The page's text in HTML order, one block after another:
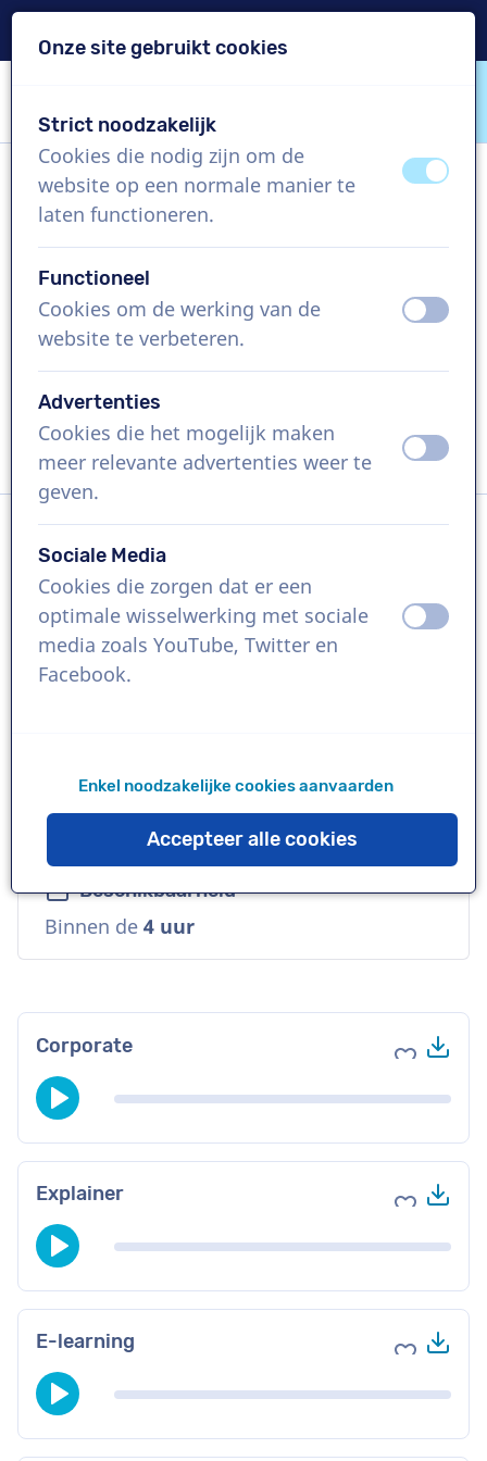
VoiceProductions
Ben W
Man, Verenigd Koninkrijk
US$ 304,95
excl. BTW
Bedrijfsfilm , 1 - 250 woorden
Vraag een custom demo aan
Taal
Engels (Brits)
Referenties
Commercieel, Natuurlijk, Vriendelijk,
Warm, Veelzijdig
Beschikbaarheid
Binnen de 4 uur
Corporate Voeg toe
Explainer Voeg toe
E-learning Voeg toe
Onze site gebruikt cookies
Strict noodzakelijk
Cookies die nodig zijn om de
website op een normale manier te
laten functioneren.
uitaan
Functioneel
Cookies om de werking van de
website te verbeteren.
uit aan
Advertenties
Cookies die het mogelijk maken
meer relevante advertenties weer te
geven.
uit aan
Sociale Media
Cookies die zorgen dat er een
optimale wisselwerking met sociale
media zoals YouTube, Twitter en
Facebook.
uit aan
Enkel noodzakelijke cookies aanvaarden
Accepteer alle cookies